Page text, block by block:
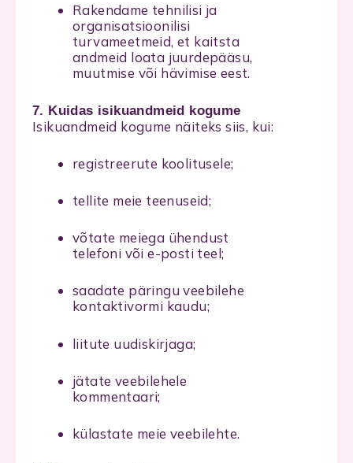
Rakendame tehnilisi ja
organisatsioonilisi
turvameetmeid, et kaitsta
andmeid loata juurdepääsu,
muutmise või hävimise eest.
7. Kuidas isikuandmeid kogume
Isikuandmeid kogume näiteks siis, kui:
registreerute koolitusele;
tellite meie teenuseid;
võtate meiega ühendust
telefoni või e-posti teel;
saadate päringu veebilehe
kontaktivormi kaudu;
liitute uudiskirjaga;
jätate veebilehele
kommentaari;
külastate meie veebilehte.